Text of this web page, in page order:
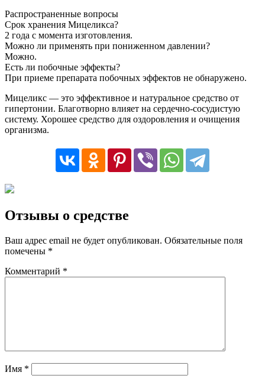
Распространенные вопросы
Срок хранения Мицеликса?
2 года с момента изготовления.
Можно ли применять при пониженном давлении?
Можно.
Есть ли побочные эффекты?
При приеме препарата побочных эффектов не обнаружено.
Мицеликс — это эффективное и натуральное средство от
гипертонии. Благотворно влияет на сердечно-сосудистую
систему. Хорошее средство для оздоровления и очищения
организма.
Отзывы о средстве
Ваш адрес email не будет опубликован. Обязательные поля
помечены *
Комментарий *
Имя *